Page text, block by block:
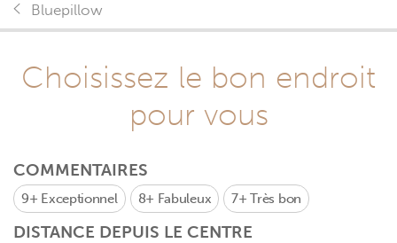
Bluepillow
Choisissez le bon endroit
pour vous
COMMENTAIRES
9+ Exceptionnel 8+ Fabuleux 7+Très bon
DISTANCE DEPUIS LE CENTRE